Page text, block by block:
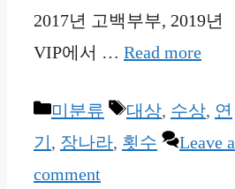
2017년 고백부부, 2019년
VIP에서 … Read more
Categories
미분류 Tags
대상, 수상, 연
기 , 장나라, 횟수
Leave a
comment